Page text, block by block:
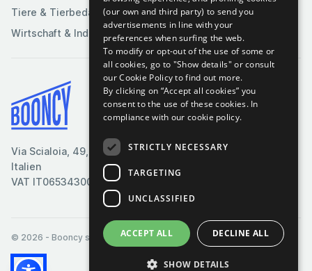
Tiere & Tierbedarf
Wirtschaft & Industrie
Via Scialoia, 49, Florenz,
Italien
VAT IT06534300485
Bedingungen & Konditionen
Cookie-Richtlinie
Datenschutzrichtlinie
© 2026 - Booncy srl - VAT IT06534300485
(our own and third party) to send you
advertisements in line with your
preferences when surfing the web.
To modify or opt-out of the use of some or
all cookies, go to "Show details" or consult
our Cookie Policy to find out more.
By clicking on “Accept all cookies” you
consent to the use of these cookies. In
compliance with our cookie policy.
STRICTLY NECESSARY
TARGETING
UNCLASSIFIED
ACCEPT ALL DECLINE ALL
SHOW DETAILS